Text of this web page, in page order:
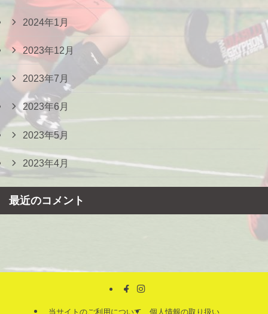
2024年1月
2023年12月
2023年7月
2023年6月
2023年5月
2023年4月
最近のコメント
当サイトのご利用について 個人情報の取り扱い